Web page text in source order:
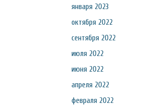
января 2023
октября 2022
сентября 2022
июля 2022
июня 2022
апреля 2022
февраля 2022